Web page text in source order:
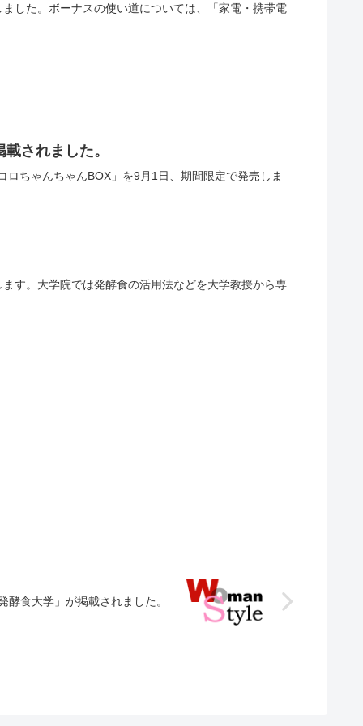
した。ボーナスの使い道については、「家電・携帯電
されました。
ちゃんちゃんBOX」を9月1日、期間限定で発売しま
す。大学院では発酵食の活用法などを大学教授から専
食大学」が掲載されました。